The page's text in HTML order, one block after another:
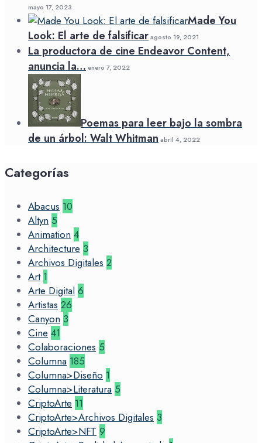
mayo 17, 2023
Made You
Look: El arte de falsificaragosto 19, 2021
La productora de cine Endeavor Content,
anuncia la… enero 7, 2022
Poemas para leer bajo la sombra
de un árbol: Walt Whitman abril 4, 2022
Categorías
Abacus 10
Altyn 5
Animation 4
Architecture 3
Archivos Digitales 2
Art 1
Arte Digital 6
Artistas 26
Canyon 3
Cine 41
Colaboraciones 5
Columna 185
Columna>Diseño 1
Columna>Literatura 5
CriptoArte 11
CriptoArte>Archivos Digitales 3
CriptoArte>NFT 9